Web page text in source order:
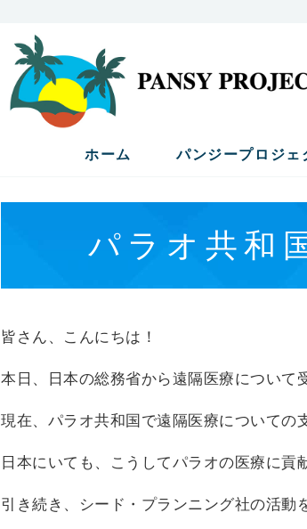
パラオ共和国の健康
ホーム パンジープロジェ
パラオ共和
皆さん、こんにちは！
本日、日本の総務省から遠隔医療について
現在、パラオ共和国で遠隔医療についての
日本にいても、こうしてパラオの医療に
引き続き、シード・プランニング社の活動